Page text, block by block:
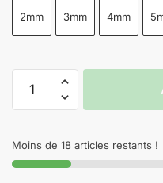
2mm 3mm 4mm
Moins de 18 articles restants !